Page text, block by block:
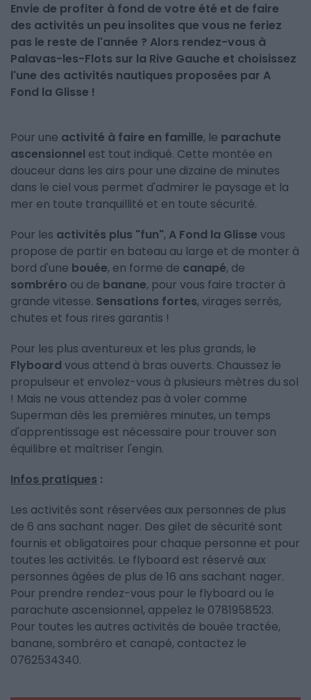
Envie de profiter à fond de votre été et de faire
des activités un peu insolites que vous ne feriez
pas le reste de l'année ? Alors rendez-vous à
Palavas-les-Flots sur la Rive Gauche et choisissez
l'une des activités nautiques proposées par A
Fond la Glisse !
Pour une activité à faire en famille, le parachute
ascensionnel est tout indiqué. Cette montée en
douceur dans les airs pour une dizaine de minutes
dans le ciel vous permet d'admirer le paysage et la
mer en toute tranquillité et en toute sécurité.
Pour les activités plus "fun", A Fond la Glisse vous
propose de partir en bateau au large et de monter à
bord d'une bouée, en forme de canapé, de
sombréro ou de banane, pour vous faire tracter à
grande vitesse. Sensations fortes, virages serrés,
chutes et fous rires garantis !
Pour les plus aventureux et les plus grands, le
Flyboard vous attend à bras ouverts. Chaussez le
propulseur et envolez-vous à plusieurs mètres du sol
! Mais ne vous attendez pas à voler comme
Superman dès les premières minutes, un temps
d'apprentissage est nécessaire pour trouver son
équilibre et maîtriser l'engin.
Infos pratiques :
Les activités sont réservées aux personnes de plus
de 6 ans sachant nager. Des gilet de sécurité sont
fournis et obligatoires pour chaque personne et pour
toutes les activités. Le flyboard est réservé aux
personnes âgées de plus de 16 ans sachant nager.
Pour prendre rendez-vous pour le flyboard ou le
parachute ascensionnel, appelez le 0781958523.
Pour toutes les autres activités de bouée tractée,
banane, sombréro et canapé, contactez le
0762534340.